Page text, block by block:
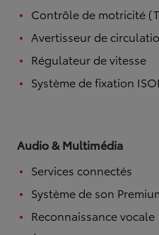
TOYOTA C-HR
Contrôle de motricité
Avertisseur de
Régulateur de vitesse
Système de fixation
Audio & Multimédia
Services connectés
Système de son
Reconnaissance vocale